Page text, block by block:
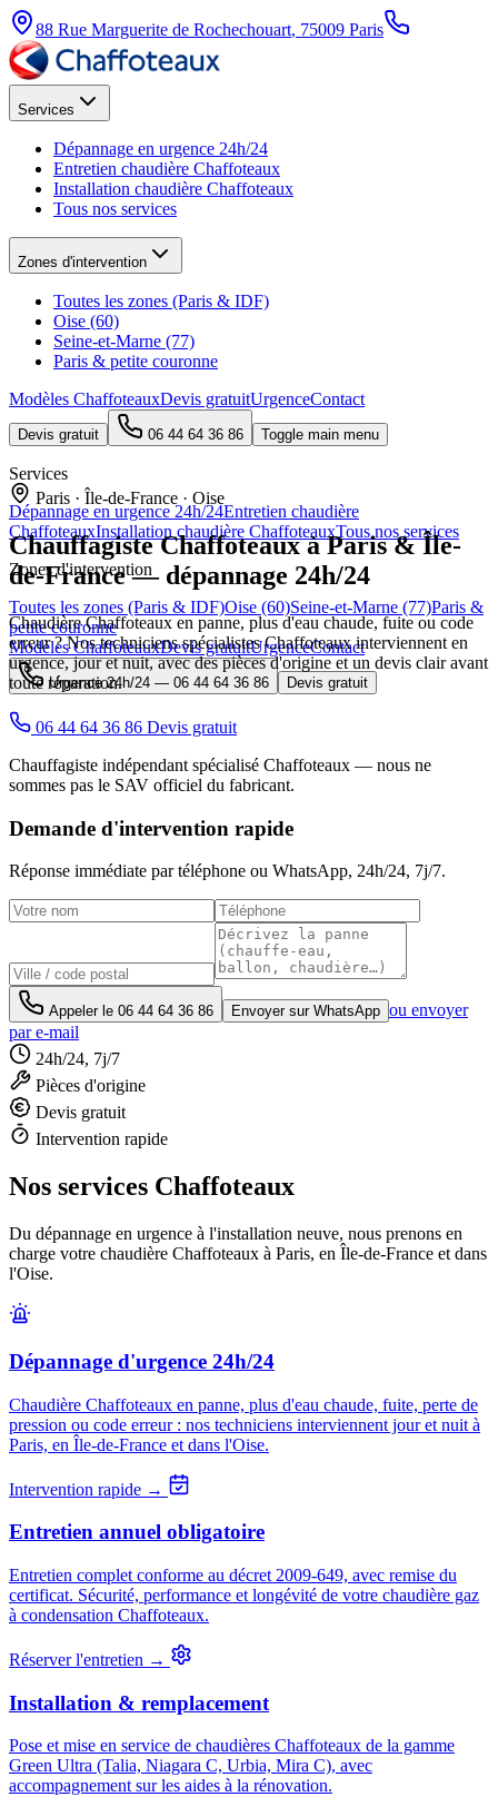
88 Rue Marguerite de Rochechouart, 75009 Paris
Services
Dépannage en urgence 24h/24
Entretien chaudière Chaffoteaux
Installation chaudière Chaffoteaux
Tous nos services
Zones d'intervention
Toutes les zones (Paris & IDF)
Oise (60)
Seine-et-Marne (77)
Paris & petite couronne
Modèles ChaffoteauxDevis gratuitUrgenceContact
Devis gratuit 06 44 64 36 86 Toggle main menu
Services
Dépannage en urgence 24h/24Entretien chaudière
ChaffoteauxInstallation chaudière ChaffoteauxTous nos services
Zones d'intervention
Toutes les zones (Paris & IDF)Oise (60)Seine-et-Marne (77)Paris &
petite couronne
Modèles ChaffoteauxDevis gratuitUrgenceContact
Urgence 24h/24 — 06 44 64 36 86 Devis gratuit
Paris · Île-de-France · Oise
ChauffagisteChaffoteauxà Paris & Île-
de-France — dépannage 24h/24
Chaudière Chaffoteaux en panne, plus d'eau chaude, fuite ou code
erreur ? Nos techniciens spécialistes Chaffoteaux interviennent en
urgence, jour et nuit, avec des pièces d'origine et un devis clair avant
toute réparation.
06 44 64 36 86 Devis gratuit
Chauffagiste indépendant spécialisé Chaffoteaux — nous ne
sommes pas le SAV officiel du fabricant.
Demande d'intervention rapide
Réponse immédiate par téléphone ou WhatsApp, 24h/24, 7j/7.
Appeler le 06 44 64 36 86 Envoyer sur WhatsApp ou envoyer
par e-mail
24h/24, 7j/7
Pièces d'origine
Devis gratuit
Intervention rapide
Nos services Chaffoteaux
Du dépannage en urgence à l'installation neuve, nous prenons en
charge votre chaudière Chaffoteaux à Paris, en Île-de-France et dans
l'Oise.
Dépannage d'urgence 24h/24
Chaudière Chaffoteaux en panne, plus d'eau chaude, fuite, perte de
pression ou code erreur : nos techniciens interviennent jour et nuit à
Paris, en Île-de-France et dans l'Oise.
Intervention rapide →
Entretien annuel obligatoire
Entretien complet conforme au décret 2009-649, avec remise du
certificat. Sécurité, performance et longévité de votre chaudière gaz
à condensation Chaffoteaux.
Réserver l'entretien →
Installation & remplacement
Pose et mise en service de chaudières Chaffoteaux de la gamme
Green Ultra (Talia, Niagara C, Urbia, Mira C), avec
accompagnement sur les aides à la rénovation.